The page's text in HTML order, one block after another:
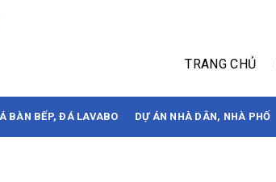
TRANG CHỦ
BÀN BẾP, ĐÁ LAVABO DỰ ÁN NHÀ DÂN, NHÀ PHỐ